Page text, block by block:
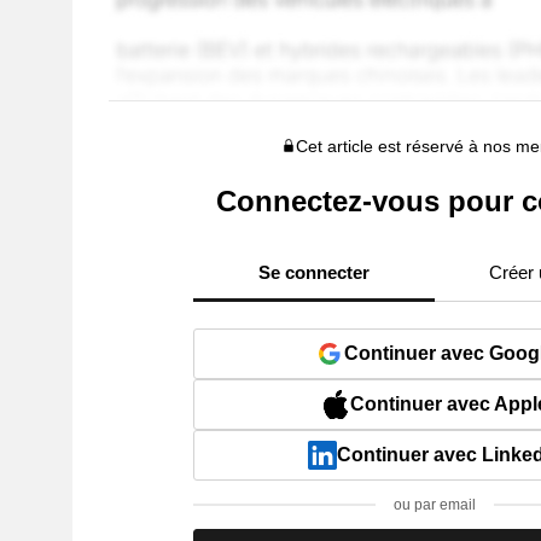
Cet article est réservé à nos
Connectez-vous pour
Se connecter Créer
Continuer avec
Continuer avec
Continuer avec
ou par email